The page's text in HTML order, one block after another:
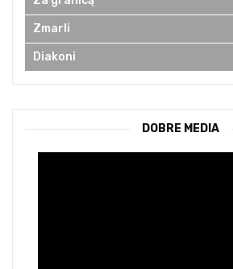
Zmarli
Diakoni
DOBRE MEDIA